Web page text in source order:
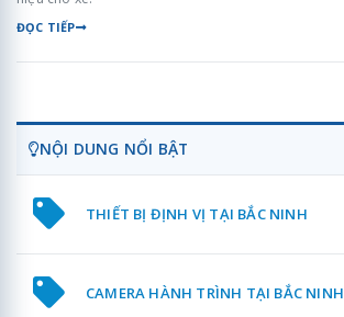
ĐỌC TIẾP
NỘI DUNG NỔI BẬT
THIẾT BỊ ĐỊNH VỊ TẠI BẮC NINH
CAMERA HÀNH TRÌNH TẠI BẮC NINH